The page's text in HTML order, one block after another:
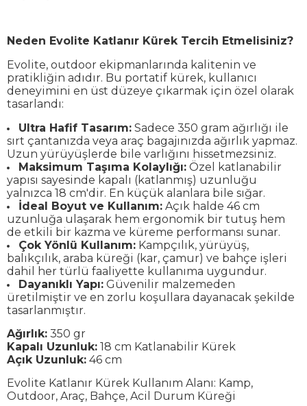
Neden Evolite Katlanır Kürek Tercih Etmelisiniz?
Evolite, outdoor ekipmanlarında kalitenin ve
pratikliğin adıdır. Bu portatif kürek, kullanıcı
deneyimini en üst düzeye çıkarmak için özel olarak
tasarlandı:
Ultra Hafif Tasarım: Sadece 350 gram ağırlığı ile
sırt çantanızda veya araç bagajınızda ağırlık yapmaz.
Uzun yürüyüşlerde bile varlığını hissetmezsiniz.
Maksimum Taşıma Kolaylığı: Özel katlanabilir
yapısı sayesinde kapalı (katlanmış) uzunluğu
yalnızca 18 cm'dir. En küçük alanlara bile sığar.
İdeal Boyut ve Kullanım: Açık halde 46 cm
uzunluğa ulaşarak hem ergonomik bir tutuş hem
de etkili bir kazma ve küreme performansı sunar.
Çok Yönlü Kullanım: Kampçılık, yürüyüş,
balıkçılık, araba küreği (kar, çamur) ve bahçe işleri
dahil her türlü faaliyette kullanıma uygundur.
Dayanıklı Yapı: Güvenilir malzemeden
üretilmiştir ve en zorlu koşullara dayanacak şekilde
tasarlanmıştır.
Ağırlık: 350 gr
Kapalı Uzunluk: 18 cm Katlanabilir Kürek
Açık Uzunluk: 46 cm
Evolite Katlanır Kürek Kullanım Alanı: Kamp,
Outdoor, Araç, Bahçe, Acil Durum Küreği